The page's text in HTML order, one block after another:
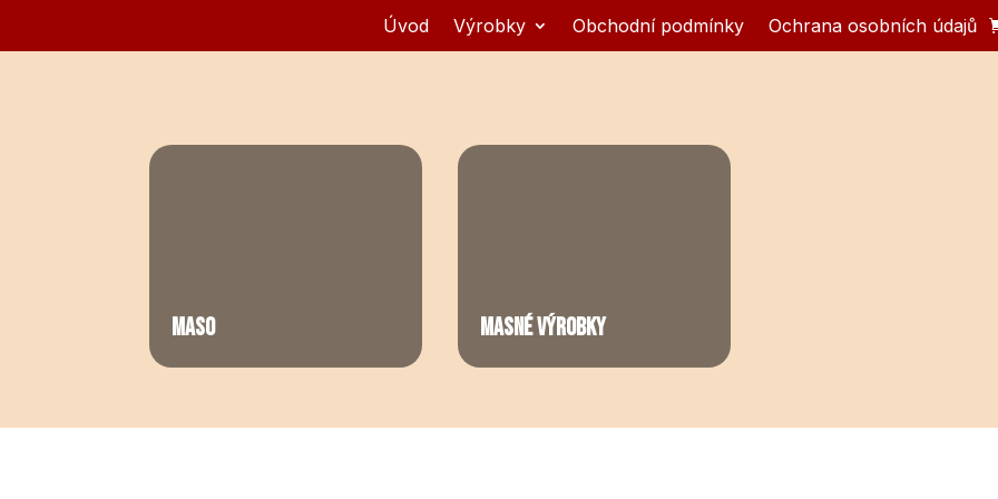
Úvod Výrobky Obchodní podmínky Ochrana osobních údajů
MASO MASNÉ VÝROBKY